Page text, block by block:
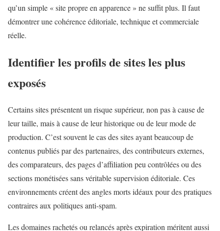
qu’un simple « site propre en apparence » ne suffit plus. Il faut
démontrer une cohérence éditoriale, technique et commerciale
réelle.
Identifier les profils de sites les plus
exposés
Certains sites présentent un risque supérieur, non pas à cause de
leur taille, mais à cause de leur historique ou de leur mode de
production. C’est souvent le cas des sites ayant beaucoup de
contenus publiés par des partenaires, des contributeurs externes,
des comparateurs, des pages d’affiliation peu contrôlées ou des
sections monétisées sans véritable supervision éditoriale. Ces
environnements créent des angles morts idéaux pour des pratiques
contraires aux politiques anti-spam.
Les domaines rachetés ou relancés après expiration méritent aussi